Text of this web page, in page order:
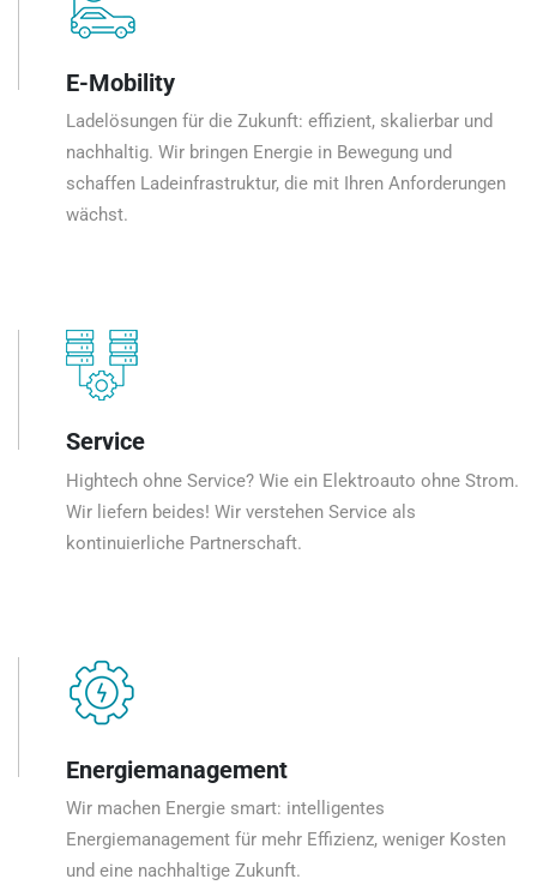
E-Mobility
Ladelösungen für die Zukunft: effizient, skalierbar und
nachhaltig. Wir bringen Energie in Bewegung und
schaffen Ladeinfrastruktur, die mit Ihren Anforderungen
wächst.
Service
Hightech ohne Service? Wie ein Elektroauto ohne Strom.
Wir liefern beides! Wir verstehen Service als
kontinuierliche Partnerschaft.
Energiemanagement
Wir machen Energie smart: intelligentes
Energiemanagement für mehr Effizienz, weniger Kosten
und eine nachhaltige Zukunft.